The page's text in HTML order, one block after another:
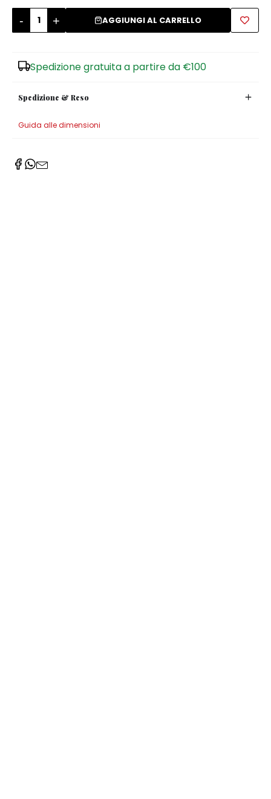
- + AGGIUNGI AL CARRELLO
Spedizione gratuita a partire da €100
Spedizione & Reso
Guida alle dimensioni
Zuccheriere